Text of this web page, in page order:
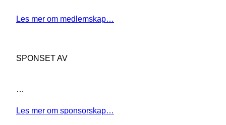
Les mer om medlemskap…
SPONSET AV
…
Les mer om sponsorskap…